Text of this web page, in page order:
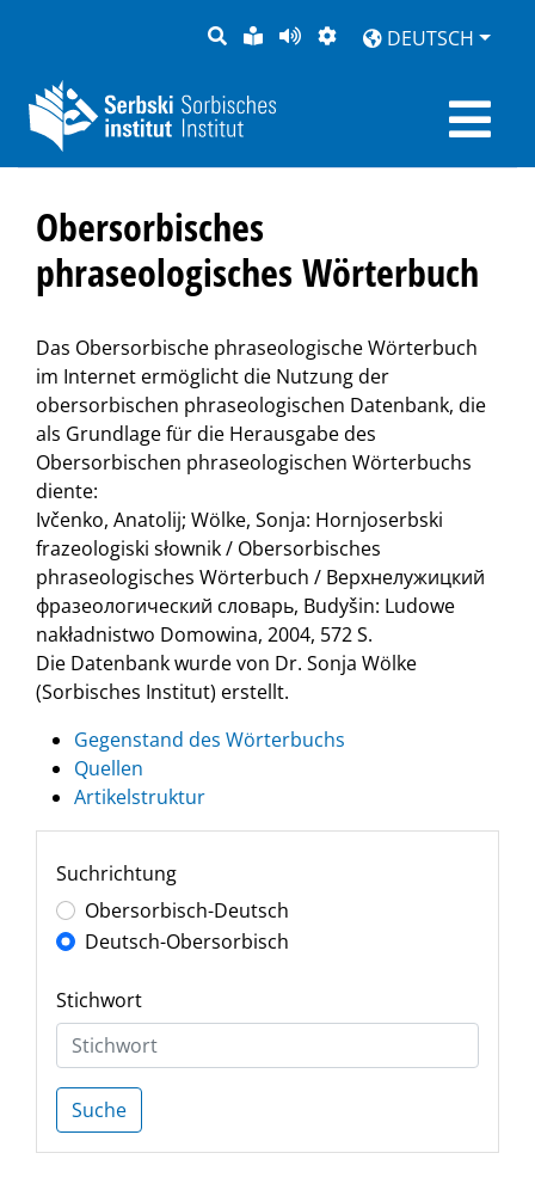
SUCHELEICHTE
SPRACHE
SEITEDARSTELLUNG
DEUTSCH
Obersorbisches
phraseologisches Wörterbuch
Das Obersorbische phraseologische Wörterbuch
im Internet ermöglicht die Nutzung der
obersorbischen phraseologischen Datenbank, die
als Grundlage für die Herausgabe des
Obersorbischen phraseologischen Wörterbuchs
diente:
Ivčenko, Anatolij; Wölke, Sonja: Hornjoserbski
frazeologiski słownik / Obersorbisches
phraseologisches Wörterbuch / Верхнелужицкий
фразеологический словарь, Budyšin: Ludowe
nakładnistwo Domowina, 2004, 572 S.
Die Datenbank wurde von Dr. Sonja Wölke
(Sorbisches Institut) erstellt.
Gegenstand des Wörterbuchs
Quellen
Artikelstruktur
Suchrichtung
Obersorbisch-Deutsch
Deutsch-Obersorbisch
Stichwort
Suche